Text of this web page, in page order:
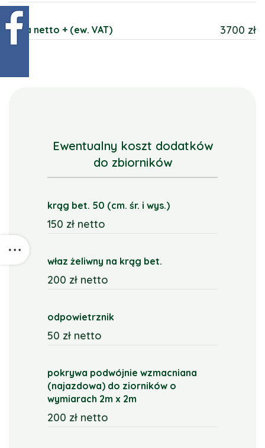
cena netto + (ew. VAT) 3700 zł
Ewentualny koszt dodatków
do zbiorników
krąg bet. 50 (cm. śr. i wys.)
150 zł netto
właz żeliwny na krąg bet.
200 zł netto
odpowietrznik
50 zł netto
pokrywa podwójnie wzmacniana
(najazdowa) do ziorników o
wymiarach 2m x 2m
200 zł netto